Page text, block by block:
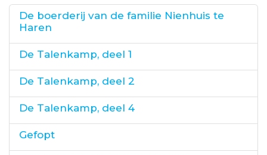
De boerderij van de familie Nienhuis te
Haren
De Talenkamp, deel 1
De Talenkamp, deel 2
De Talenkamp, deel 4
Gefopt